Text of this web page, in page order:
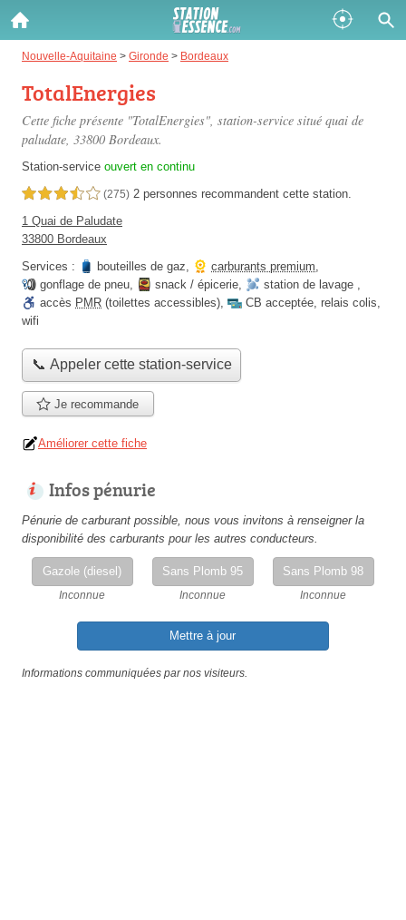
Nouvelle-Aquitaine > Gironde > Bordeaux
TotalEnergies
Cette fiche présente "TotalEnergies", station-service situé quai de
paludate, 33800 Bordeaux.
Station-service ouvert en continu
3,5 étoiles sur 5 (275) 2 personnes recommandent cette station.
1 Quai de Paludate
33800 Bordeaux
Services :
bouteilles de gaz, carburants premium,
gonflage de pneu, snack / épicerie, station de lavage ,
accès PMR (toilettes accessibles), CB acceptée, relais colis,
wifi
📞 Appeler cette station-service
Je recommande
Améliorer cette fiche
Infos pénurie
Pénurie de carburant possible, nous vous invitons à renseigner la
disponibilité des carburants pour les autres conducteurs.
Gazole (diesel)
Inconnue
Sans Plomb 95
Inconnue
Sans Plomb 98
Inconnue
Mettre à jour
Informations communiquées par nos visiteurs.
Gazole :
Disponible
SP 98 :
Disponible
SP 95 :
Disponible